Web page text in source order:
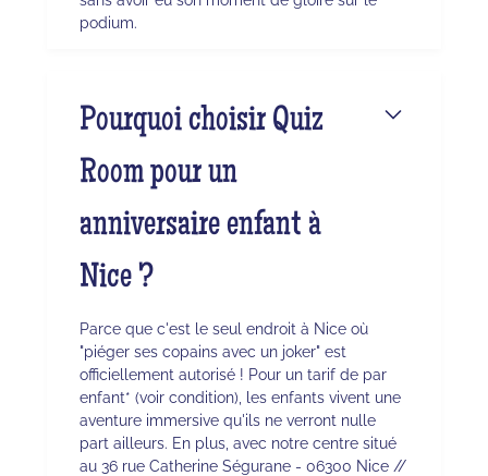
podium.
Pourquoi choisir Quiz
Room pour un
anniversaire enfant à
Nice ?
Parce que c'est le seul endroit à Nice où
"piéger ses copains avec un joker" est
officiellement autorisé ! Pour un tarif de par
enfant* (voir condition), les enfants vivent une
aventure immersive qu'ils ne verront nulle
part ailleurs. En plus, avec notre centre situé
au 36 rue Catherine Ségurane - 06300 Nice //